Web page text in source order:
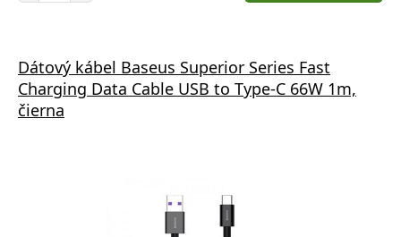
Dátový kábel Baseus Superior Series Fast
Charging Data Cable USB to Type-C 66W 1m,
čierna